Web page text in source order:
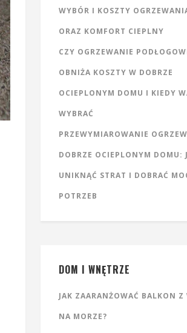
WYBÓR I KOSZTY
ORAZ KOMFORT CIEPLNY
CZY OGRZEWANIE
OBNIŻA KOSZTY W DOBRZE
OCIEPLONYM DOMU I KIEDY
WYBRAĆ
PRZEWYMIAROWANIE
DOBRZE OCIEPLONYM DOMU:
UNIKNĄĆ STRAT I DOBRAĆ
POTRZEB
DOM I WNĘTRZE
JAK ZAARANŻOWAĆ BALKON Z
NA MORZE?